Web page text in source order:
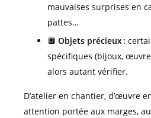
mauvaises surprises en
pattes…
🔲 Objets précieux :
spécifiques (bijoux,
alors autant vérifier.
D’atelier en chantier, d’œuvre
attention portée aux marges,